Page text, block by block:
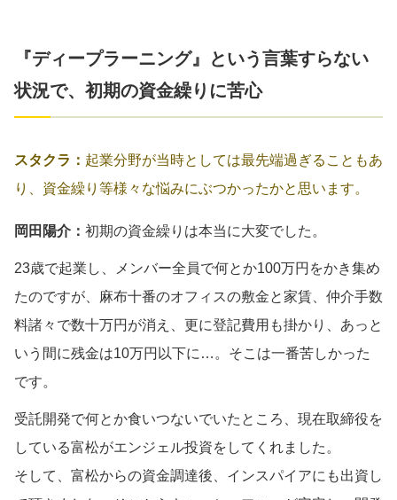
『ディープラーニング』という言葉すらない
状況で、初期の資金繰りに苦心
スタクラ： 起業分野が当時としては最先端過ぎることもあ
り、資金繰り等様々な悩みにぶつかったかと思います。
岡田陽介： 初期の資金繰りは本当に大変でした。
23歳で起業し、メンバー全員で何とか100万円をかき集め
たのですが、麻布十番のオフィスの敷金と家賃、仲介手数
料諸々で数十万円が消え、更に登記費用も掛かり、あっと
いう間に残金は10万円以下に…。そこは一番苦しかった
です。
受託開発で何とか食いつないでいたところ、現在取締役を
している富松がエンジェル投資をしてくれました。
そして、富松からの資金調達後、インスパイアにも出資し